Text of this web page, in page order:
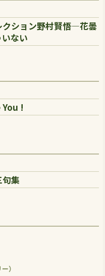
クション野村賢悟―花曇
ない
!
集
）